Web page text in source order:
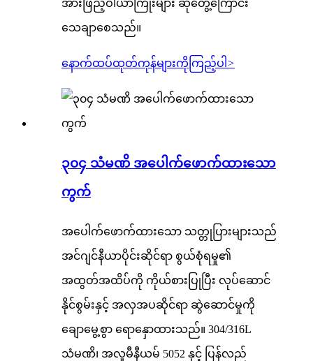
အားဖြည့်ဝါယာကြိုးများ ဆုံတွေ့ကြောင်း
သေချာစေသည်။
နောက်ထပ်ထုတ်ကုန်များကိုကြည့်ပါ >
၃၀၄ သံမဏိ အပေါက်ဖောက်ထားသော
ကွက်
အပေါက်ဖောက်ထားသော သတ္တုပြားများသည်
အင်ဂျင်နီယာပိုင်းဆိုင်ရာ စွယ်စုံရမှု၏
အထွတ်အထိပ်ကို ကိုယ်စားပြုပြီး လုပ်ဆောင်
နိုင်စွမ်းနှင့် အလှအပဆိုင်ရာ ဆွဲဆောင်မှုကို
ချောမွေ့စွာ ရောနှောထားသည်။ 304/316L
သံမဏိ၊ အလူမီနီယမ် 5052 နှင့် ပြန်လည်